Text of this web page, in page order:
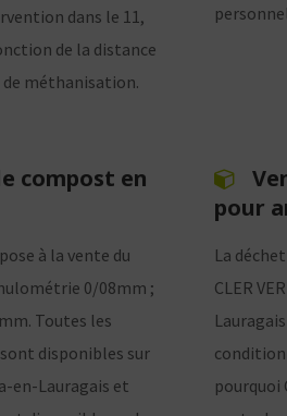
dans le 11,
de la distance
de méthanisation.
compost en
à la vente du
0/08mm ;
Toutes les
disponibles sur
en-Lauragais et
pour
La
CLER
pourquoi